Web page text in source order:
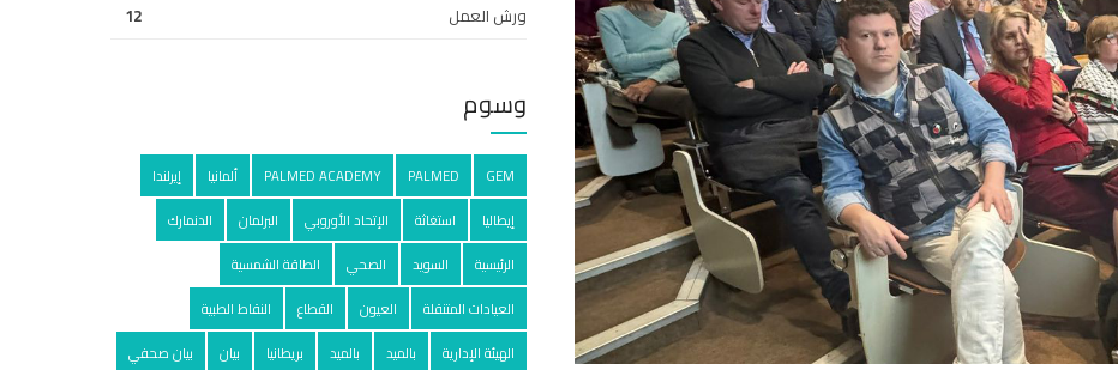
ورش العمل
12
وسوم
GEM
PALMED
PALMED ACADEMY ألمانيا
إيرلندا
إيطاليا
استغاثة الإتحاد الأوروبي البرلمان
الدنمارك
الرئيسية
السويد الصحي
الطاقة الشمسية
العيادات المتنقلة
العيون القطاع
النقاط الطبية
الهيئة الإدارية
بالميد بالمید بريطانيا بيان
بيان صحفي